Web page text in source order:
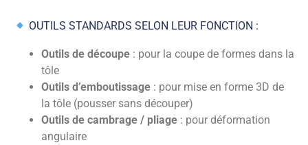
OUTILS STANDARDS SELON LEUR FONCTION :
Outils de découpe : pour la coupe de formes dans la
tôle
Outils d’emboutissage : pour mise en forme 3D de
la tôle (pousser sans découper)
Outils de cambrage / pliage : pour déformation
angulaire